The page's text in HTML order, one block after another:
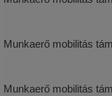
Munkaerő mobilitás
Munkaerő mobilitás